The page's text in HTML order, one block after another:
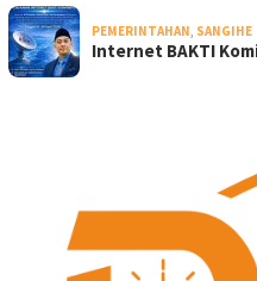
PEMERINTAHAN SANGIHE
Internet BAKTI